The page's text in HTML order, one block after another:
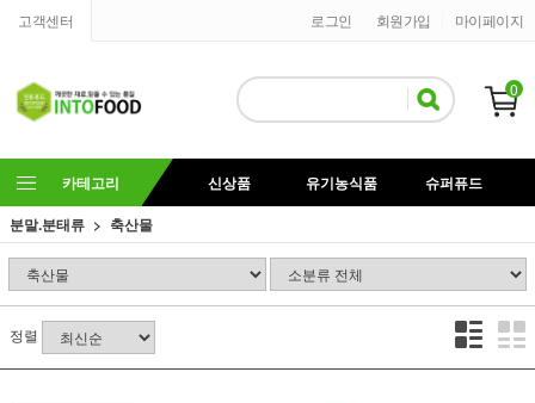
고객센터 마이페이지
회원가입
로그인
0
카테고리 신상품 유기농식품
슈퍼퓨드
분말.분태류
축산물
정렬